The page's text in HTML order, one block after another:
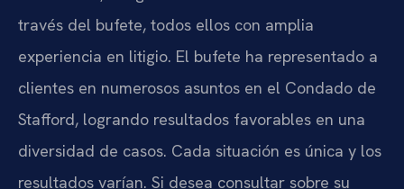
través del bufete, todos ellos con amplia
experiencia en litigio. El bufete ha representado a
clientes en numerosos asuntos en el Condado de
Stafford, logrando resultados favorables en una
diversidad de casos. Cada situación es única y los
resultados varían. Si desea consultar sobre su